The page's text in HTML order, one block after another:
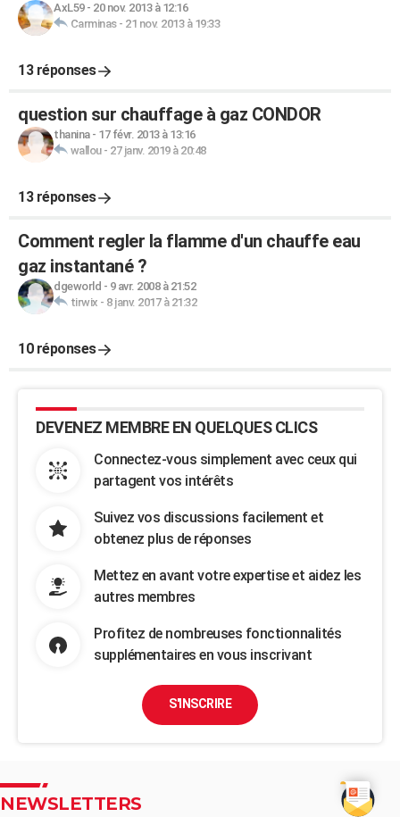
AxL59- 20 nov. 2013 à 12:16
Carminas- 21 nov. 2013 à 19:33
13 réponses
question sur chauffage à gaz CONDOR
thanina- 17 févr. 2013 à 13:16
wallou- 27 janv. 2019 à 20:48
13 réponses
Comment regler la flamme d'un chauffe eau
gaz instantané ?
dgeworld - 9 avr. 2008 à 21:52
tirwix - 8 janv. 2017 à 21:32
10 réponses
DEVENEZ MEMBRE EN QUELQUES CLICS
Connectez-vous simplement avec ceux qui
partagent vos intérêts
Suivez vos discussions facilement et
obtenez plus de réponses
Mettez en avant votre expertise et aidez les
autres membres
Profitez de nombreuses fonctionnalités
supplémentaires en vous inscrivant
S'INSCRIRE
NEWSLETTERS